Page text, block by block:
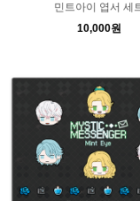
민트아이 엽서 세
10,000원